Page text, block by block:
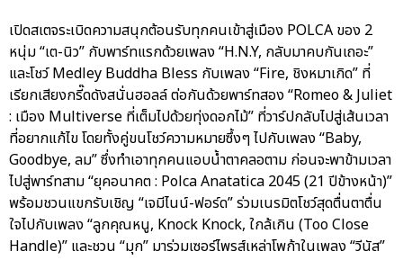
เปิดสเตจระเบิดความสนุกต้อนรับทุกคนเข้าสู่เมือง POLCA ของ 2
หนุ่ม “เต-นิว” กับพาร์ทแรกด้วยเพลง “H.N.Y, กลับมาคบกันเถอะ”
และโชว์ Medley Buddha Bless กับเพลง “Fire, ชิงหมาเกิด” ที่
เรียกเสียงกรี๊ดดังสนั่นฮอลล์ ต่อกันด้วยพาร์ทสอง “Romeo & Juliet
: เมือง Multiverse ที่เต็มไปด้วยทุ่งดอกไม้” ที่วาร์ปกลับไปสู่เส้นเวลา
ที่อยากแก้ไข โดยทั้งคู่ขนโชว์ความหมายซึ้งๆ ไปกับเพลง “Baby,
Goodbye, ลม” ซึ่งทำเอาทุกคนแอบน้ำตาคลอตาม ก่อนจะพาข้ามเวลา
ไปสู่พาร์ทสาม “ยุคอนาคต : Polca Anatatica 2045 (21 ปีข้างหน้า)”
พร้อมชวนแขกรับเชิญ “เจมีไนน์-ฟอร์ด” ร่วมเนรมิตโชว์สุดตื่นตาตื่น
ใจไปกับเพลง “ลูกคุณหนู, Knock Knock, ใกล้เกิน (Too Close
Handle)” และชวน “มุก” มาร่วมเซอร์ไพรส์เหล่าโพก้าในเพลง “วีนัส”